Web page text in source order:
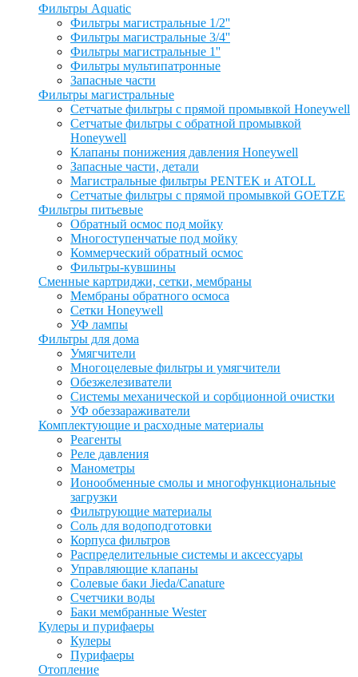
Фильтры Aquatic
Фильтры магистральные 1/2''
Фильтры магистральные 3/4''
Фильтры магистральные 1''
Фильтры мультипатронные
Запасные части
Фильтры магистральные
Сетчатые фильтры с прямой промывкой Honeywell
Сетчатые фильтры с обратной промывкой
Honeywell
Клапаны понижения давления Honeywell
Запасные части, детали
Магистральные фильтры PENTEK и ATOLL
Сетчатые фильтры с прямой промывкой GOETZE
Фильтры питьевые
Обратный осмос под мойку
Многоступенчатые под мойку
Коммерческий обратный осмос
Фильтры-кувшины
Сменные картриджи, сетки, мембраны
Мембраны обратного осмоса
Сетки Honeywell
УФ лампы
Фильтры для дома
Умягчители
Многоцелевые фильтры и умягчители
Обезжелезиватели
Системы механической и сорбционной очистки
УФ обеззараживатели
Комплектующие и расходные материалы
Реагенты
Реле давления
Манометры
Ионообменные смолы и многофункциональные
загрузки
Фильтрующие материалы
Соль для водоподготовки
Корпуса фильтров
Распределительные системы и аксессуары
Управляющие клапаны
Солевые баки Jieda/Canature
Счетчики воды
Баки мембранные Wester
Кулеры и пурифаеры
Кулеры
Пурифаеры
Отопление